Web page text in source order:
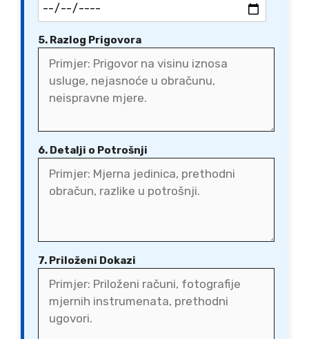
5. Razlog Prigovora
6. Detalji o Potrošnji
7. Priloženi Dokazi